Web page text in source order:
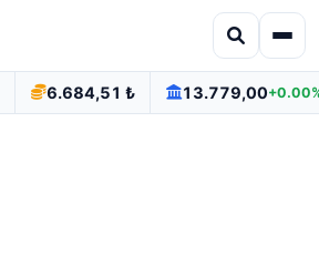
6.684,51 ₺ 13.779,00